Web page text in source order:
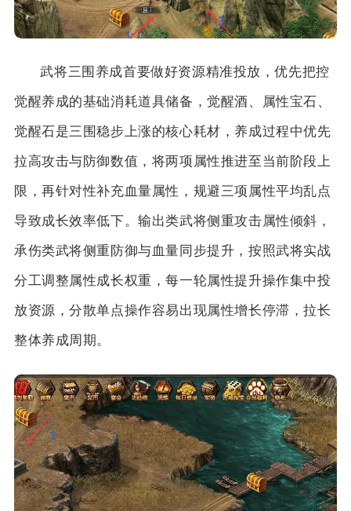
武将三围养成首要做好资源精准投放，优先把控
觉醒养成的基础消耗道具储备，觉醒酒、属性宝石、
觉醒石是三围稳步上涨的核心耗材，养成过程中优先
拉高攻击与防御数值，将两项属性推进至当前阶段上
限，再针对性补充血量属性，规避三项属性平均乱点
导致成长效率低下。输出类武将侧重攻击属性倾斜，
承伤类武将侧重防御与血量同步提升，按照武将实战
分工调整属性成长权重，每一轮属性提升操作集中投
放资源，分散单点操作容易出现属性增长停滞，拉长
整体养成周期。